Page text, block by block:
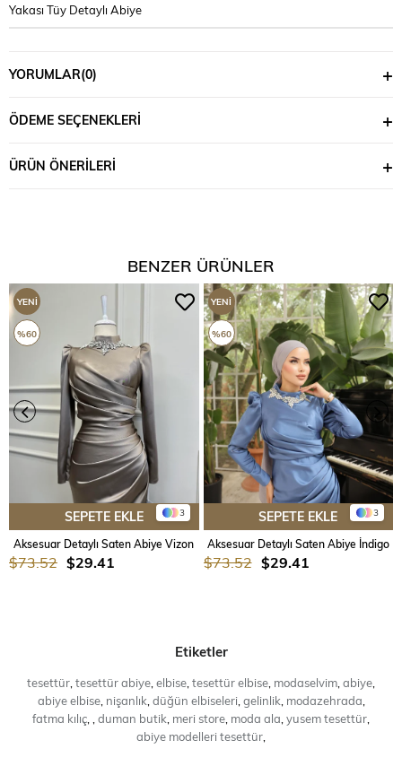
Yakası Tüy Detaylı Abiye
YORUMLAR(0)
ÖDEME SEÇENEKLERI
ÜRÜN ÖNERILERI
BENZER ÜRÜNLER
3
SEPETE EKLE
Aksesuar Detaylı Saten Abiye Vizon
$29.41
$73.52
YENI
ÜRÜN
%60
3
SEPETE EKLE
Aksesuar Detaylı Saten Abiye İndigo
$29.41
$73.52
YENI
ÜRÜN
%60
Etiketler
tesettür tesettür abiye elbise tesettür elbise modaselvim abiye
abiye elbise, nişanlık düğün elbiseleri, gelinlik modazehrada
fatma kılıç duman butik meri store moda ala yusem tesettür
abiye modelleri tesettür